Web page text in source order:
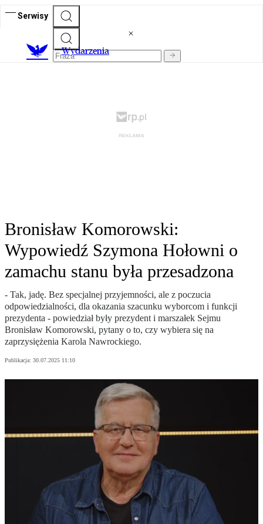
Serwisy
Wydarzenia
Bronisław Komorowski:
Wypowiedź Szymona Hołowni o
zamachu stanu była przesadzona
- Tak, jadę. Bez specjalnej przyjemności, ale z poczucia
odpowiedzialności, dla okazania szacunku wyborcom i funkcji
prezydenta - powiedział były prezydent i marszałek Sejmu
Bronisław Komorowski, pytany o to, czy wybiera się na
zaprzysiężenia Karola Nawrockiego.
Publikacja: 30.07.2025 11:10